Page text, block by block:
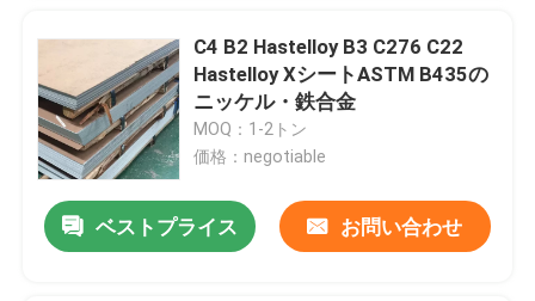
家
C4 B2 Hastelloy B3 C276 C22
Hastelloy XシートASTM B435の
ニッケル・鉄合金
MOQ：1-2トン
価格：negotiable
ベストプライス お問い合わせ